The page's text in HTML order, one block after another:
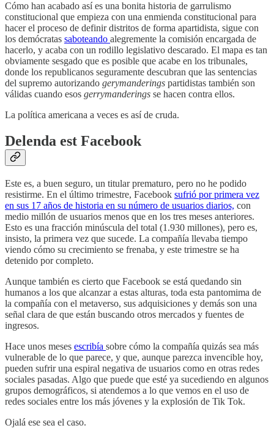
Cómo han acabado así es una bonita historia de garrulismo
constitucional que empieza con una enmienda constitucional para
hacer el proceso de definir distritos de forma apartidista, sigue con
los demócratas saboteando alegremente la comisión encargada de
hacerlo, y acaba con un rodillo legislativo descarado. El mapa es tan
obviamente sesgado que es posible que acabe en los tribunales,
donde los republicanos seguramente descubran que las sentencias
del supremo autorizando gerymanderings partidistas también son
válidas cuando esos gerrymanderings se hacen contra ellos.
La política americana a veces es así de cruda.
Delenda est Facebook
Este es, a buen seguro, un titular prematuro, pero no he podido
resistirme. En el último trimestre, Facebook sufrió por primera vez
en sus 17 años de historia en su número de usuarios diarios, con
medio millón de usuarios menos que en los tres meses anteriores.
Esto es una fracción minúscula del total (1.930 millones), pero es,
insisto, la primera vez que sucede. La compañía llevaba tiempo
viendo cómo su crecimiento se frenaba, y este trimestre se ha
detenido por completo.
Aunque también es cierto que Facebook se está quedando sin
humanos a los que alcanzar a estas alturas, toda esta pantomima de
la compañía con el metaverso, sus adquisiciones y demás son una
señal clara de que están buscando otros mercados y fuentes de
ingresos.
Hace unos meses escribía sobre cómo la compañía quizás sea más
vulnerable de lo que parece, y que, aunque parezca invencible hoy,
pueden sufrir una espiral negativa de usuarios como en otras redes
sociales pasadas. Algo que puede que esté ya sucediendo en algunos
grupos demográficos, si atendemos a lo que vemos en el uso de
redes sociales entre los más jóvenes y la explosión de Tik Tok.
Ojalá ese sea el caso.